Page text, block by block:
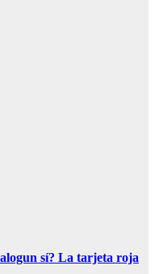
sí? La tarjeta roja